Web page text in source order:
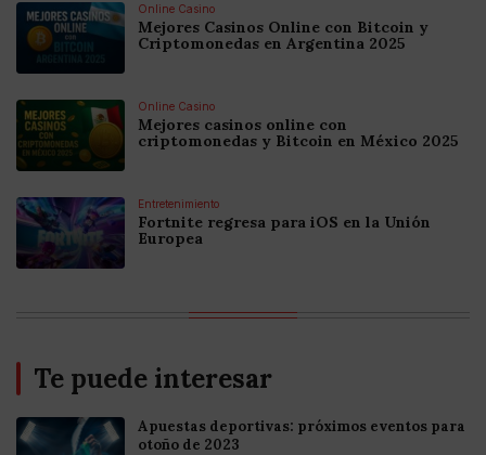
Online Casino
Mejores Casinos Online con Bitcoin y
Criptomonedas en Argentina 2025
Online Casino
Mejores casinos online con
criptomonedas y Bitcoin en México 2025
Entretenimiento
Fortnite regresa para iOS en la Unión
Europea
Te puede interesar
Apuestas deportivas: próximos eventos para
otoño de 2023